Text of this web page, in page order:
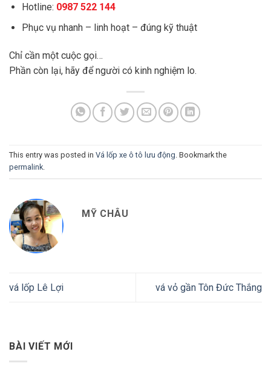
Hotline: 0987 522 144
Phục vụ nhanh – linh hoạt – đúng kỹ thuật
Chỉ cần một cuộc gọi…
Phần còn lại, hãy để người có kinh nghiệm lo.
This entry was posted in Vá lốp xe ô tô lưu động. Bookmark the
permalink.
MỸ CHÂU
vá lốp Lê Lợi vá vỏ gần Tôn Đức Thắng
BÀI VIẾT MỚI